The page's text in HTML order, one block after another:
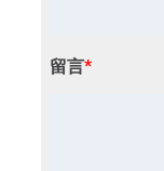
留言*